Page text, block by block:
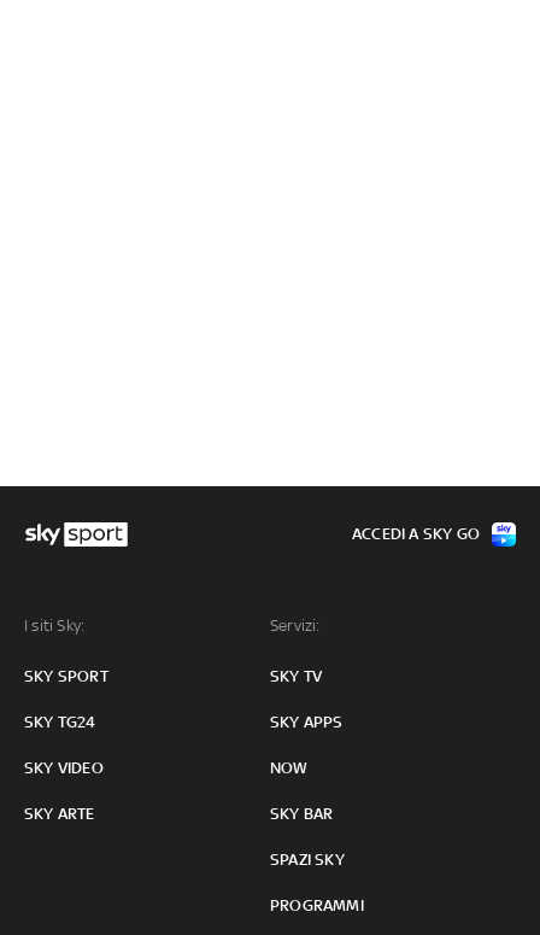
I siti Sky:
SKY SPORT
SKY TG24
SKY VIDEO
SKY ARTE
Servizi:
SKY TV
SKY APPS
NOW
SKY BAR
SPAZI SKY
PROGRAMMI
ACCEDI A SKY GO